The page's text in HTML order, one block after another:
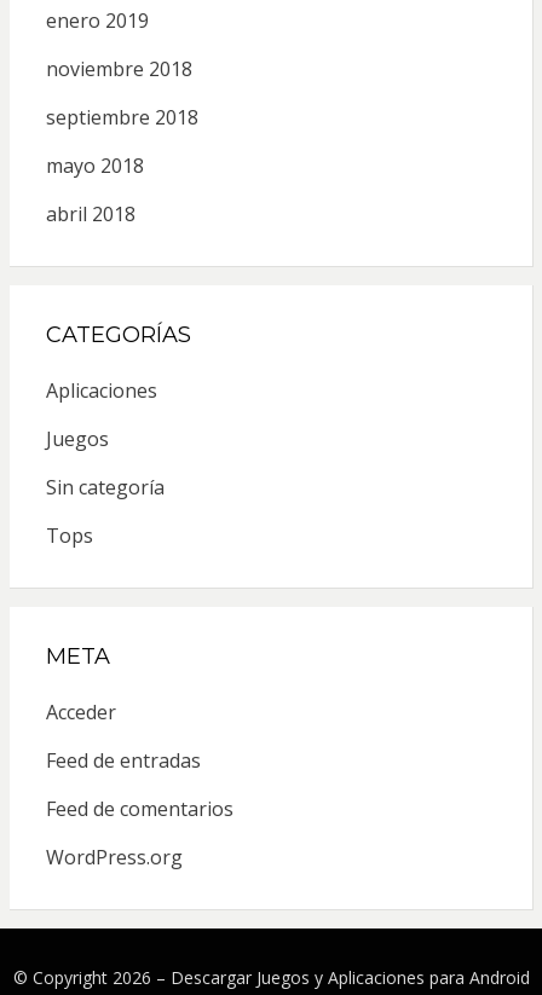
enero 2019
noviembre 2018
septiembre 2018
mayo 2018
abril 2018
CATEGORÍAS
Aplicaciones
Juegos
Sin categoría
Tops
META
Acceder
Feed de entradas
Feed de comentarios
WordPress.org
© Copyright 2026 – Descargar Juegos y Aplicaciones para Android